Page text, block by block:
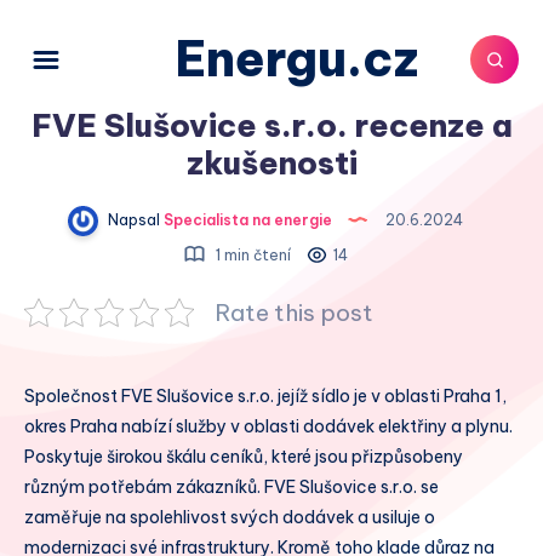
Energu.cz
FVE Slušovice s.r.o. recenze a
zkušenosti
Napsal Specialista na energie
20.6.2024
1 min čtení
14
Rate this post
Společnost FVE Slušovice s.r.o. jejíž sídlo je v oblasti Praha 1,
okres Praha nabízí služby v oblasti dodávek elektřiny a plynu.
Poskytuje širokou škálu ceníků, které jsou přizpůsobeny
různým potřebám zákazníků. FVE Slušovice s.r.o. se
zaměřuje na spolehlivost svých dodávek a usiluje o
modernizaci své infrastruktury. Kromě toho klade důraz na